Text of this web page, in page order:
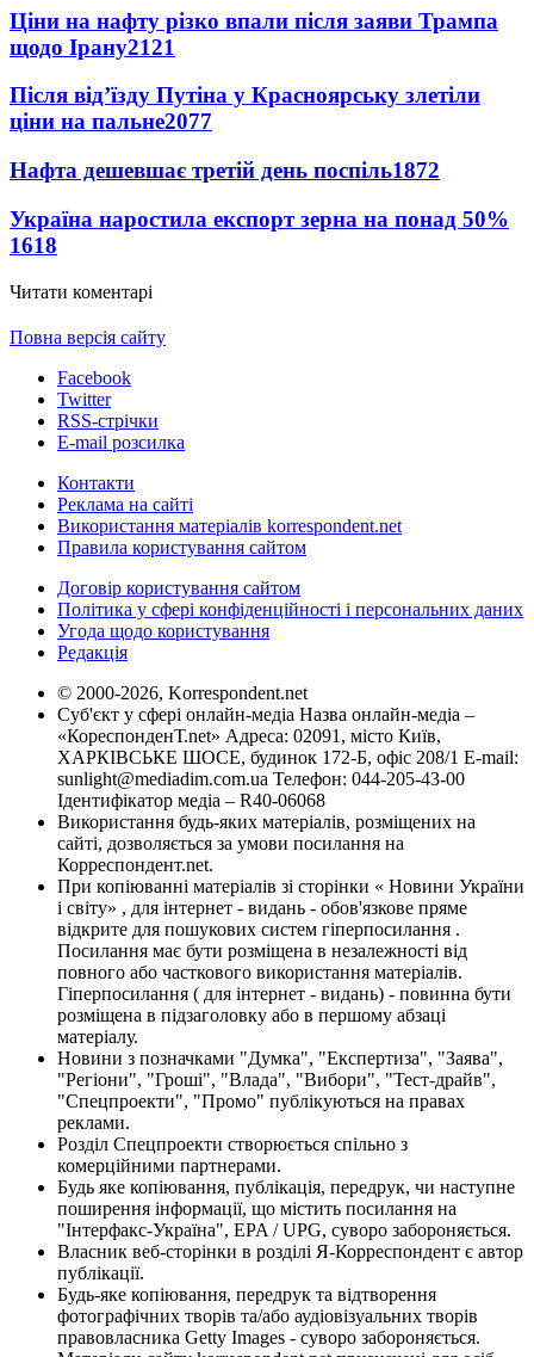
Ціни на нафту різко впали після заяви Трампа
щодо Ірану2121
Після від’їзду Путіна у Красноярську злетіли
ціни на пальне2077
Нафта дешевшає третій день поспіль1872
Україна наростила експорт зерна на понад 50%
1618
Читати коментарі
Повна версія сайту
Facebook
Twitter
RSS-стрічки
E-mail розсилка
Контакти
Реклама на сайті
Використання матеріалів korrespondent.net
Правила користування сайтом
Договір користування сайтом
Політика у сфері конфіденційності і персональних даних
Угода щодо користування
Редакція
© 2000-2026, Korrespondent.net
Суб'єкт у сфері онлайн-медіа Назва онлайн-медіа –
«КореспонденТ.net» Адреса: 02091, місто Київ,
ХАРКІВСЬКЕ ШОСЕ, будинок 172-Б, офіс 208/1 E-mail:
sunlight@mediadim.com.ua Телефон: 044-205-43-00
Ідентифікатор медіа – R40-06068
Використання будь-яких матеріалів, розміщених на
сайті, дозволяється за умови посилання на
Корреспондент.net.
При копіюванні матеріалів зі сторінки « Новини України
і світу» , для інтернет - видань - обов'язкове пряме
відкрите для пошукових систем гіперпосилання .
Посилання має бути розміщена в незалежності від
повного або часткового використання матеріалів.
Гіперпосилання ( для інтернет - видань) - повинна бути
розміщена в підзаголовку або в першому абзаці
матеріалу.
Новини з позначками "Думка", "Експертиза", "Заява",
"Регіони", "Гроші", "Влада", "Вибори", "Тест-драйв",
"Спецпроекти", "Промо" публікуються на правах
реклами.
Розділ Спецпроекти створюється спільно з
комерційними партнерами.
Будь яке копіювання, публікація, передрук, чи наступне
поширення інформації, що містить посилання на
"Інтерфакс-Україна", EPA / UPG, суворо забороняється.
Власник веб-сторінки в розділі Я-Корреспондент є автор
публікації.
Будь-яке копіювання, передрук та відтворення
фотографічних творів та/або аудіовізуальних творів
правовласника Getty Images - суворо забороняється.